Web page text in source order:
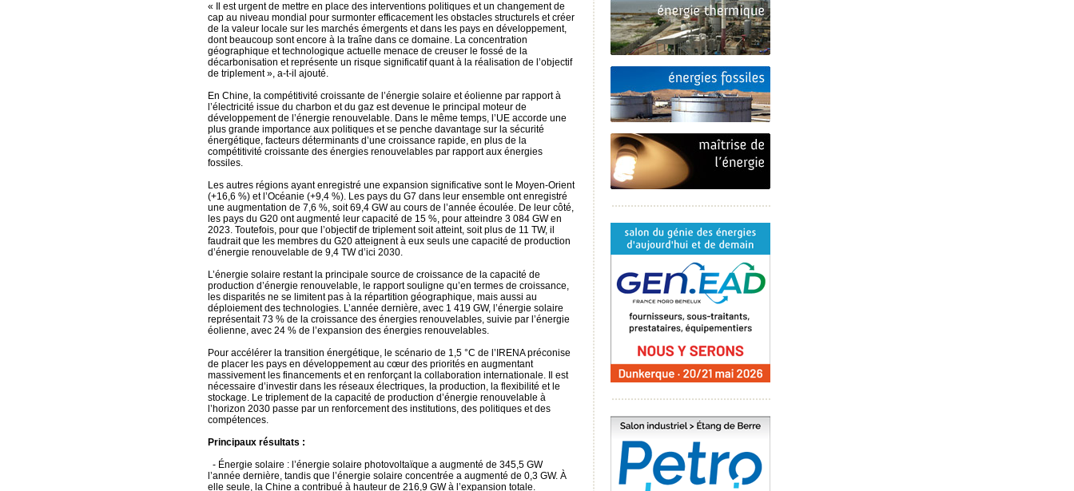
« Il est urgent de mettre en place des interventions politiques et un changement de
cap au niveau mondial pour surmonter efficacement les obstacles structurels et créer
de la valeur locale sur les marchés émergents et dans les pays en développement,
dont beaucoup sont encore à la traîne dans ce domaine. La concentration
géographique et technologique actuelle menace de creuser le fossé de la
décarbonisation et représente un risque significatif quant à la réalisation de l’objectif
de triplement », a-t-il ajouté.
En Chine, la compétitivité croissante de l’énergie solaire et éolienne par rapport à
l’électricité issue du charbon et du gaz est devenue le principal moteur de
développement de l’énergie renouvelable. Dans le même temps, l’UE accorde une
plus grande importance aux politiques et se penche davantage sur la sécurité
énergétique, facteurs déterminants d’une croissance rapide, en plus de la
compétitivité croissante des énergies renouvelables par rapport aux énergies
fossiles.
Les autres régions ayant enregistré une expansion significative sont le Moyen-Orient
(+16,6 %) et l’Océanie (+9,4 %). Les pays du G7 dans leur ensemble ont enregistré
une augmentation de 7,6 %, soit 69,4 GW au cours de l’année écoulée. De leur côté,
les pays du G20 ont augmenté leur capacité de 15 %, pour atteindre 3 084 GW en
2023. Toutefois, pour que l’objectif de triplement soit atteint, soit plus de 11 TW, il
faudrait que les membres du G20 atteignent à eux seuls une capacité de production
d’énergie renouvelable de 9,4 TW d’ici 2030.
L’énergie solaire restant la principale source de croissance de la capacité de
production d’énergie renouvelable, le rapport souligne qu’en termes de croissance,
les disparités ne se limitent pas à la répartition géographique, mais aussi au
déploiement des technologies. L’année dernière, avec 1 419 GW, l’énergie solaire
représentait 73 % de la croissance des énergies renouvelables, suivie par l’énergie
éolienne, avec 24 % de l’expansion des énergies renouvelables.
Pour accélérer la transition énergétique, le scénario de 1,5 °C de l’IRENA préconise
de placer les pays en développement au cœur des priorités en augmentant
massivement les financements et en renforçant la collaboration internationale. Il est
nécessaire d’investir dans les réseaux électriques, la production, la flexibilité et le
stockage. Le triplement de la capacité de production d’énergie renouvelable à
l’horizon 2030 passe par un renforcement des institutions, des politiques et des
compétences.
Principaux résultats :
- Énergie solaire : l’énergie solaire photovoltaïque a augmenté de 345,5 GW
l’année dernière, tandis que l’énergie solaire concentrée a augmenté de 0,3 GW. À
elle seule, la Chine a contribué à hauteur de 216,9 GW à l’expansion totale.